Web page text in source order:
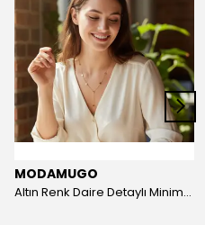
MODAMUGO
Altın Renk Daire Detaylı Minimal Y Çelik Kolye